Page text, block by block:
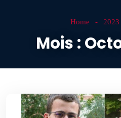
Home 2023
Mois :